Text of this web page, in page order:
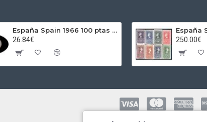
España Spain 1966 100 ptas Franco Plata Ag
26.84€
250.00€